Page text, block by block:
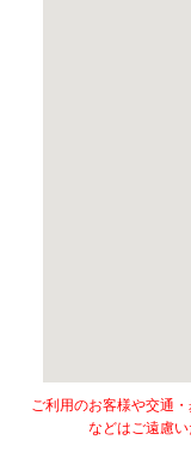
ご利用のお客様や交通
などはご遠慮い